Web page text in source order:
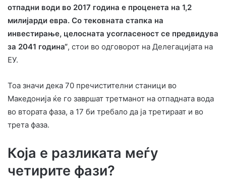
отпадни води во 2017 година е проценета на 1,2
милијарди евра. Со тековната стапка на
инвестирање, целосната усогласеност се предвидува
за 2041 година“, стои во одговорот на Делегацијата на
ЕУ.
Тоа значи дека 70 пречистителни станици во
Македонија ќе го завршат третманот на отпадната вода
во втората фаза, а 17 би требало да ја третираат и во
трета фаза.
Која е разликата меѓу
четирите фази?